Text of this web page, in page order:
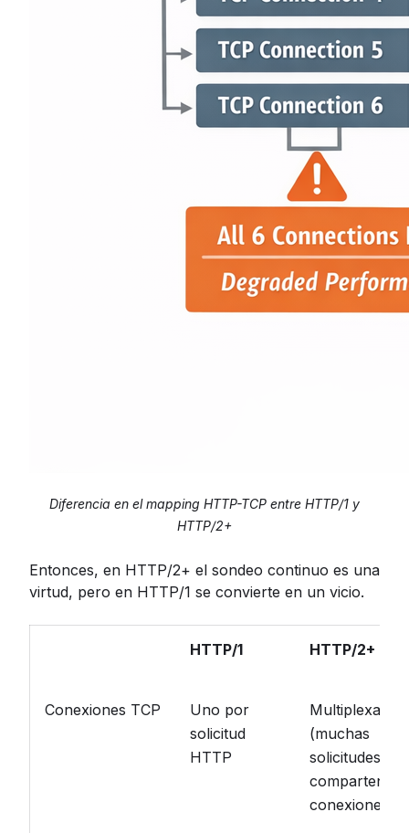
Diferencia en el mapping HTTP-TCP entre HTTP/1 y
HTTP/2+
Entonces, en HTTP/2+ el sondeo continuo es una
virtud, pero en HTTP/1 se convierte en un vicio.
HTTP/1 HTTP/2+
Conexiones TCP
Uno por
solicitud
HTTP
Multiplexado
(muchas
solicitudes
comparten
conexiones)